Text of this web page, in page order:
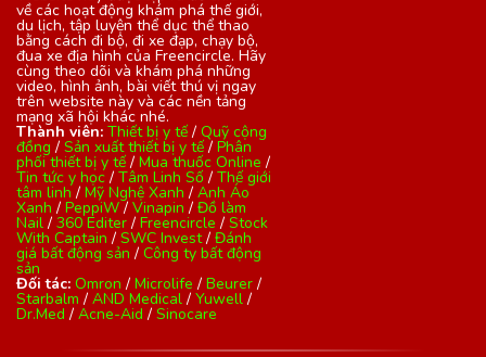
về các hoạt động khám phá thế giới,
du lịch, tập luyện thể dục thể thao
bằng cách đi bộ, đi xe đạp, chạy bộ,
đua xe địa hình của Freencircle. Hãy
cùng theo dõi và khám phá những
video, hình ảnh, bài viết thú vị ngay
trên website này và các nền tảng
mạng xã hội khác nhé.
Thành viên: Thiết bị y tế / Quỹ cộng
đồng / Sản xuất thiết bị y tế / Phân
phối thiết bị y tế / Mua thuốc Online /
Tin tức y học / Tâm Linh Số / Thế giới
tâm linh/ Mỹ Nghệ Xanh / Anh Áo
Xanh / PeppiW/ Vinapin / Đồ làm
Nail / 360 Editer / Freencircle / Stock
With Captain / SWC Invest/ Đánh
giá bất động sản / Công ty bất động
sản
Đối tác: Omron / Microlife / Beurer /
Starbalm / AND Medical / Yuwell /
Dr.Med / Acne-Aid / Sinocare